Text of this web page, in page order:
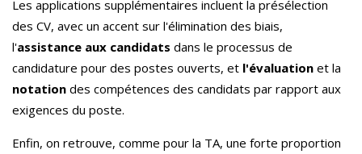
Les applications supplémentaires incluent la présélection
des CV, avec un accent sur l'élimination des biais,
l'assistance aux candidats dans le processus de
candidature pour des postes ouverts, et l'évaluation et la
notation des compétences des candidats par rapport aux
exigences du poste.
Enfin, on retrouve, comme pour la TA, une forte proportion